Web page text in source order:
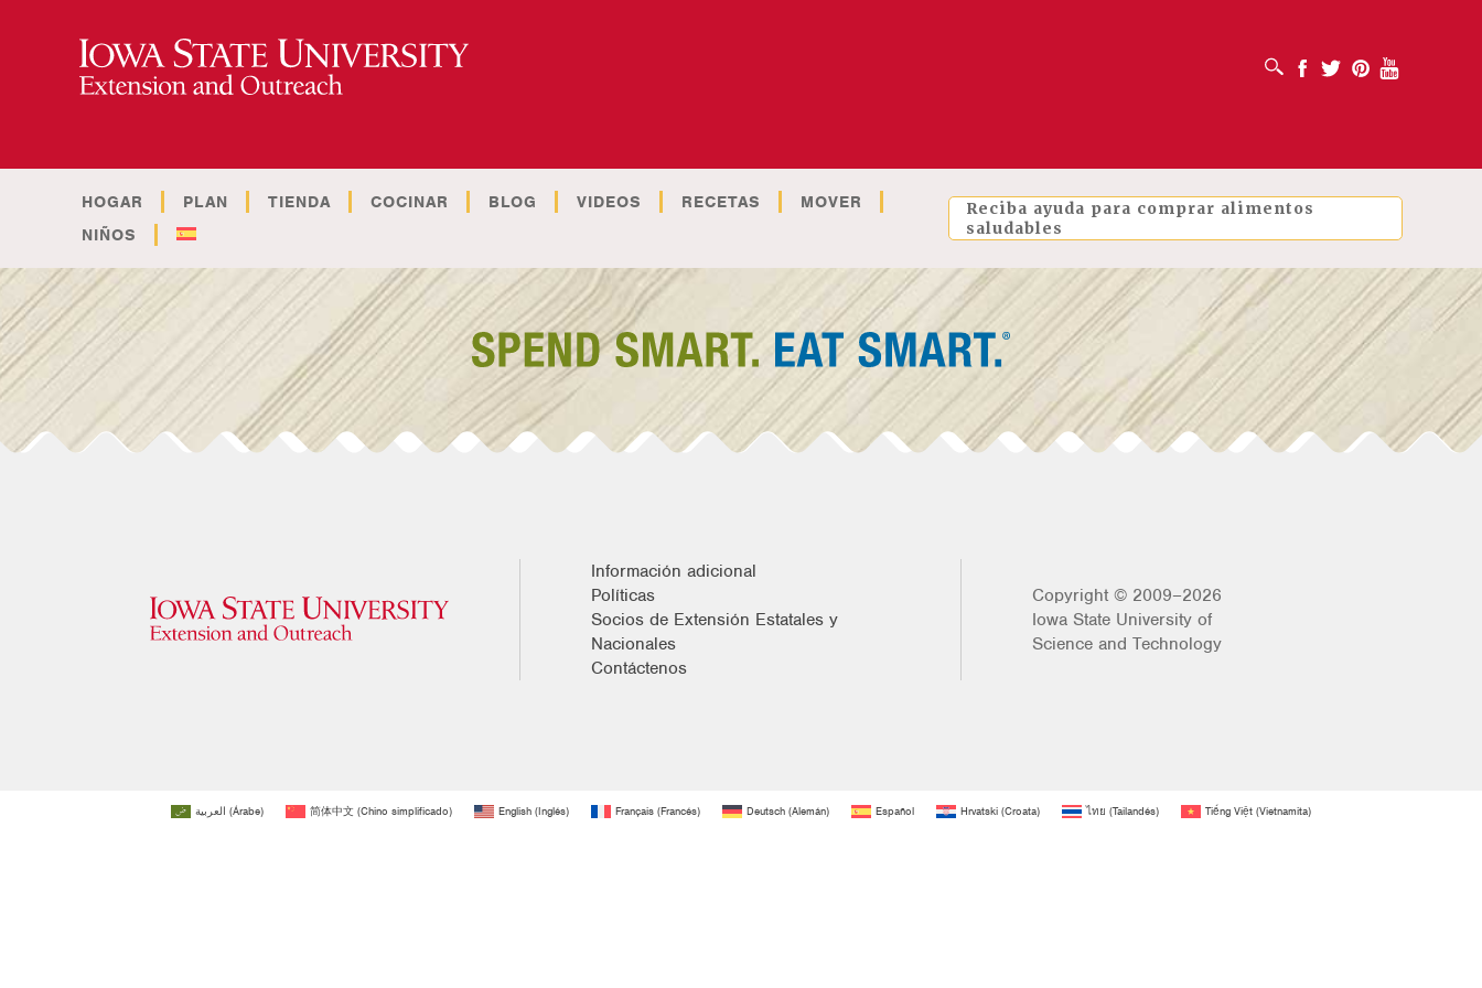
ABRIR CUADRO DE BÚSQUEDA
Facebook
Twitter PinterestYoutube
HOGAR PLAN TIENDA COCINAR BLOG VIDEOS RECETAS
MOVER
NIÑOS
Reciba ayuda para comprar alimentos
saludables
Información adicional
Políticas
Socios de Extensión Estatales y
Nacionales
Contáctenos
Copyright © 2009–2026
Iowa State University of
Science and Technology
العربية (Árabe) 简体中文 (Chino simplificado) English (Inglés) Français (Francés) Deutsch (Alemán) Español Hrvatski (Croata) ไทย (Tailandés) Tiếng Việt (Vietnamita)